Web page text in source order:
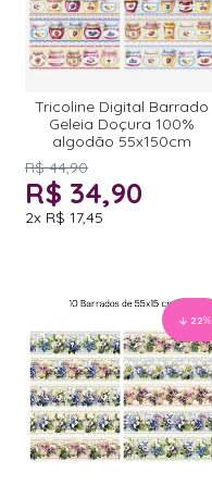
Tricoline Digital Barrado
Geleia Doçura 100%
algodão 55x150cm
R$ 44,90
R$ 34,90
2x R$ 17,45
22%